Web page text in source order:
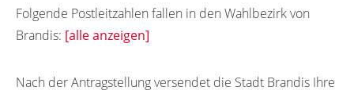
Folgende Postleitzahlen fallen in den Wahlbezirk von
Brandis: [alle anzeigen]
Nach der Antragstellung versendet die Stadt Brandis Ihre